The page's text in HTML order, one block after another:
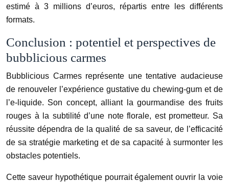
estimé à 3 millions d’euros, répartis entre les différents
formats.
Conclusion : potentiel et perspectives de
bubblicious carmes
Bubblicious Carmes représente une tentative audacieuse
de renouveler l’expérience gustative du chewing-gum et de
l’e-liquide. Son concept, alliant la gourmandise des fruits
rouges à la subtilité d’une note florale, est prometteur. Sa
réussite dépendra de la qualité de sa saveur, de l’efficacité
de sa stratégie marketing et de sa capacité à surmonter les
obstacles potentiels.
Cette saveur hypothétique pourrait également ouvrir la voie